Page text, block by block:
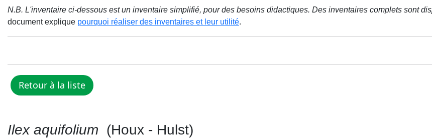
N.B. L'inventaire ci-dessous est un inventaire simplifié, pour des besoins didactiques. Des inventaires complets sont
document explique pourquoi réaliser des inventaires et leur utilité.
Ilex aquifolium (Houx - Hulst)